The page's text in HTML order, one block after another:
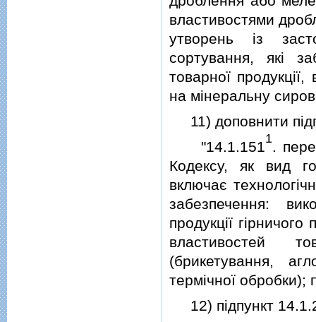
властивостями
утворень iз
сортування, якi
товарної
на мiнеральну
11) доповнити
"14.1.1511.
Кодексу, як вид
включає
забезпечення:
продукцiї
властивостей
(брикетування,
термiчної обробки);
12) пiдпункт